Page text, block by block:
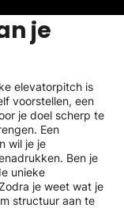
je
elevatorpitch is
voorstellen, een
je doel scherp te
Een
wil je je
Ben je
unieke
je weet wat je
structuur aan te